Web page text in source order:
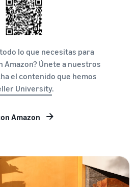
lo que necesitas para
Amazon? Únete a nuestros
el contenido que hemos
University.
Amazon